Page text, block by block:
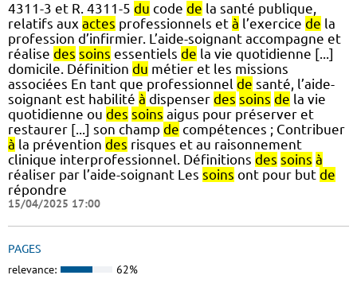
4311-3 et R. 4311-5 du code de la santé publique,
relatifs aux actes professionnels et à l’exercice de la
profession d’infirmier. L’aide-soignant accompagne et
réalise des soins essentiels de la vie quotidienne [...]
domicile. Définition du métier et les missions
associées En tant que professionnel de santé, l’aide-
soignant est habilité à dispenser des soins de la vie
quotidienne ou des soins aigus pour préserver et
restaurer [...] son champ de compétences ; Contribuer
à la prévention des risques et au raisonnement
clinique interprofessionnel. Définitions des soins à
réaliser par l’aide-soignant Les soins ont pour but de
répondre
15/04/2025 17:00
PAGES
relevance: 62%